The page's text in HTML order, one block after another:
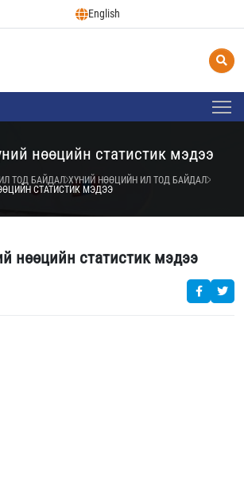
English
нөөцийн статистик мэдээ
ТОД БАЙДАЛ ХҮНИЙ НӨӨЦИЙН ИЛ ТОД БАЙДАЛ
СТАТИСТИК МЭДЭЭ
нөөцийн статистик мэдээ